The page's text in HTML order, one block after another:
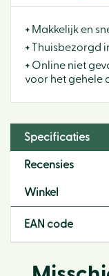
+ Makkelijk en
+ Thuisbezorgd
+ Online niet
voor het gehele
Specificaties
Recensies
Winkel
EAN code